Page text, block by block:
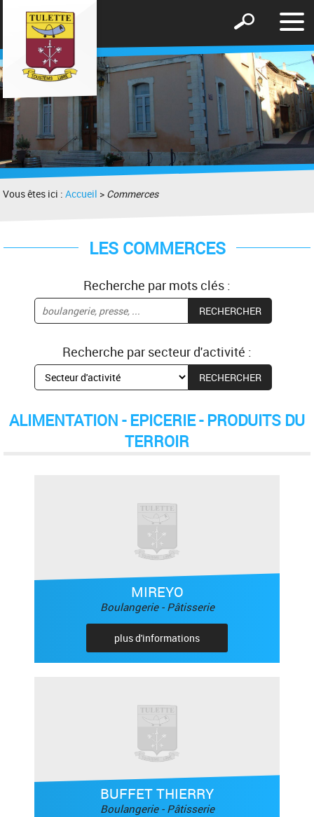
le
Afficher
formulaire
de
recherche
Vous êtes ici :Accueil > Commerces
LES COMMERCES
Recherche par mots clés :
Recherche par secteur d'activité :
ALIMENTATION - EPICERIE - PRODUITS DU
TERROIR
MIREYO
Boulangerie - Pâtisserie
plus d'informations
BUFFET THIERRY
Boulangerie - Pâtisserie